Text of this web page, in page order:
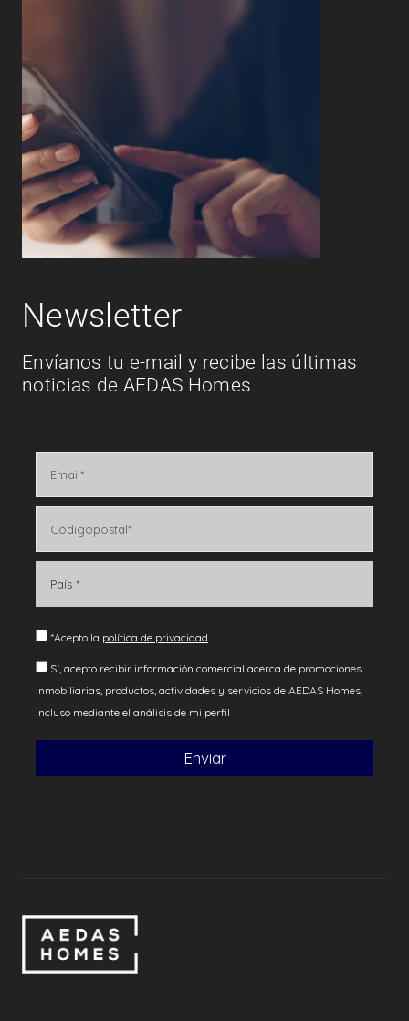
Newsletter
Envíanos tu e-mail y recibe las últimas
noticias de AEDAS Homes